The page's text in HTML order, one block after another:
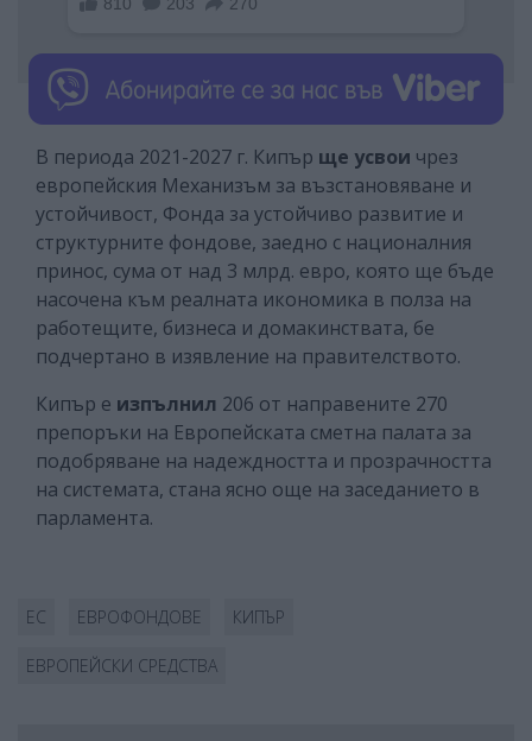
В периода 2021-2027 г. Кипър ще усвои чрез
европейския Механизъм за възстановяване и
устойчивост, Фонда за устойчиво развитие и
структурните фондове, заедно с националния
принос, сума от над 3 млрд. евро, която ще бъде
насочена към реалната икономика в полза на
работещите, бизнеса и домакинствата, бе
подчертано в изявление на правителството.
Кипър е изпълнил 206 от направените 270
препоръки на Европейската сметна палата за
подобряване на надеждността и прозрачността
на системата, стана ясно още на заседанието в
парламента.
ЕС ЕВРОФОНДОВЕ КИПЪР
ЕВРОПЕЙСКИ СРЕДСТВА